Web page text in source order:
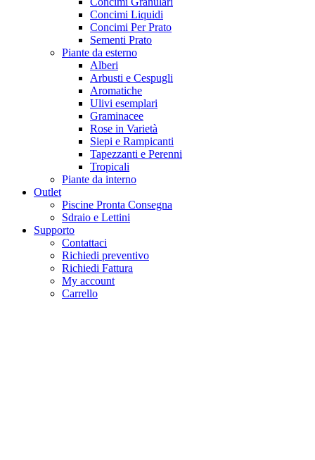
Concimi Liquidi
Concimi Per Prato
Sementi Prato
Piante da esterno
Alberi
Arbusti e Cespugli
Aromatiche
Ulivi esemplari
Graminacee
Rose in Varietà
Siepi e Rampicanti
Tapezzanti e Perenni
Tropicali
Piante da interno
Outlet
Piscine Pronta Consegna
Sdraio e Lettini
Supporto
Contattaci
Richiedi preventivo
Richiedi Fattura
My account
Carrello